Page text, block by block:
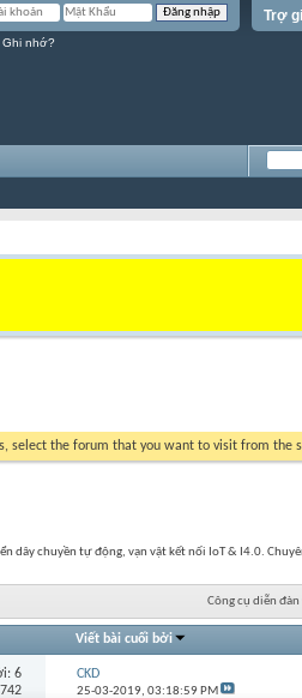
Trợ
Ghi nhớ?
select the forum that you want to visit from the
dây chuyền tự động, vạn vật kết nối IoT & I4.0.
Công cụ diễn đàn
Viết bài cuối bởi
6
CKD
25-03-2019,03:18:59 PM